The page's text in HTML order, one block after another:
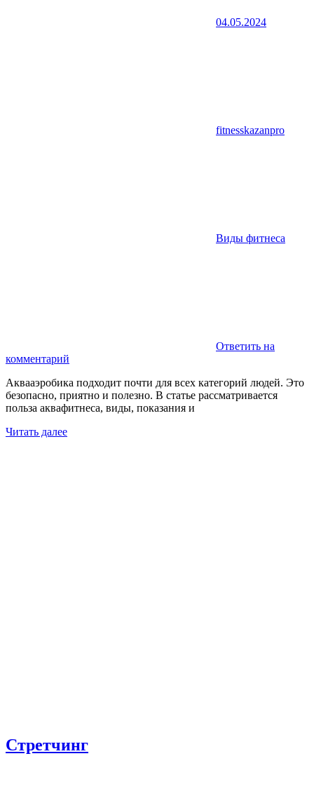
04.05.2024
fitnesskazanpro
Виды фитнеса
Ответить на
комментарий
Аквааэробика подходит почти для всех категорий людей. Это
безопасно, приятно и полезно. В статье рассматривается
польза аквафитнеса, виды, показания и
Читать далее
Стретчинг